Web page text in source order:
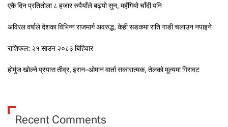
एकै दिन प्रतितोला ८ हजार रुपैयाँले बढ्यो सुन, महँगियो चाँदी पनि
अविरल वर्षाले देशका विभिन्न राजमार्ग अवरुद्ध, केही सडकमा राति गाडी चलाउन नपाइने
राशिफल: २१ साउन २०८३ बिहिवार
होर्मुज खोल्ने प्रयास तीव्र, इरान–ओमान वार्ता सकारात्मक, तेलको मूल्यमा गिरावट
Recent Comments